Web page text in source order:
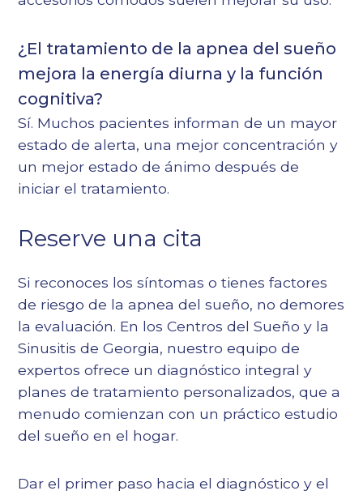
¿El tratamiento de la apnea del sueño
mejora la energía diurna y la función
cognitiva?
Sí. Muchos pacientes informan de un mayor
estado de alerta, una mejor concentración y
un mejor estado de ánimo después de
iniciar el tratamiento.
Reserve una cita
Si reconoces los síntomas o tienes factores
de riesgo de la apnea del sueño, no demores
la evaluación. En los Centros del Sueño y la
Sinusitis de Georgia, nuestro equipo de
expertos ofrece un diagnóstico integral y
planes de tratamiento personalizados, que a
menudo comienzan con un práctico estudio
del sueño en el hogar.
Dar el primer paso hacia el diagnóstico y el